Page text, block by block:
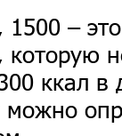
–
ккал в
можно